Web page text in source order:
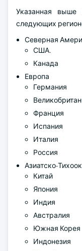
Указанная выше
следующих
Северная
США.
Канада
Европа
Германия
Франция
Испания
Италия
Россия
Азиатско-
Китай
Япония
Индия
Австралия
Южная Корея
Индонезия